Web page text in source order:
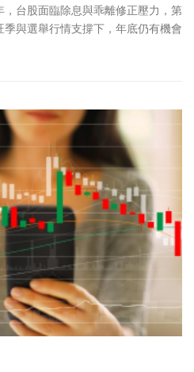
台股面臨除息與乖離修正壓力，第
與選舉行情支撐下，年底仍有機會